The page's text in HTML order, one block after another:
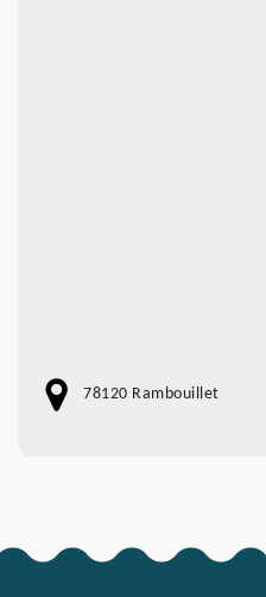
78120 Rambouillet